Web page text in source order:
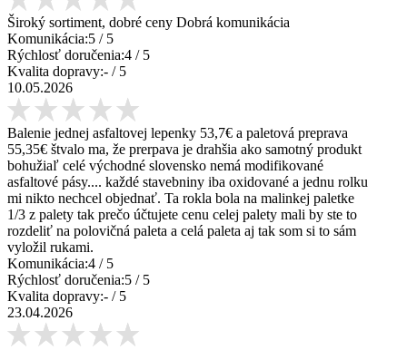
Široký sortiment, dobré ceny Dobrá komunikácia
Komunikácia:5 / 5
Rýchlosť doručenia:4 / 5
Kvalita dopravy:- / 5
10.05.2026
Balenie jednej asfaltovej lepenky 53,7€ a paletová preprava
55,35€ štvalo ma, že prerpava je drahšia ako samotný produkt
bohužiaľ celé východné slovensko nemá modifikované
asfaltové pásy.... každé stavebniny iba oxidované a jednu rolku
mi nikto nechcel objednať. Ta rokla bola na malinkej paletke
1/3 z palety tak prečo účtujete cenu celej palety mali by ste to
rozdeliť na polovičná paleta a celá paleta aj tak som si to sám
vyložil rukami.
Komunikácia:4 / 5
Rýchlosť doručenia:5 / 5
Kvalita dopravy:- / 5
23.04.2026